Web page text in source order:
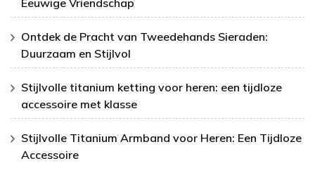
Ontdek de Pracht van Tweedehands Sieraden:
Duurzaam en Stijlvol
Stijlvolle titanium ketting voor heren: een tijdloze
accessoire met klasse
Stijlvolle Titanium Armband voor Heren: Een Tijdloze
Accessoire